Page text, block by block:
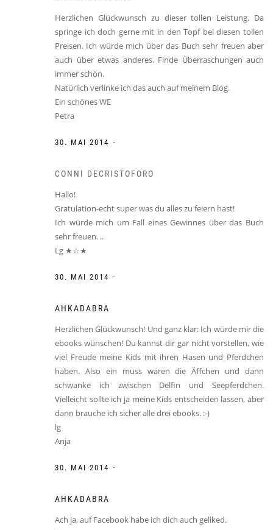
Herzlichen Glückwunsch zu dieser tollen Leistung. Da
springe ich doch gerne mit in den Topf bei diesen tollen
Preisen. Ich würde mich über das Buch sehr freuen aber
auch über etwas anderes. Finde Überraschungen auch
immer schön.
Natürlich verlinke ich das auch auf meinem Blog.
Ein schönes WE
Petra
30. MAI 2014 -
CONNI DECRISTOFORO
Hallo!
Gratulation-echt super was du alles zu feiern hast!
Ich würde mich um Fall eines Gewinnes über das Buch
sehr freuen. ..
Lg ★☆★
30. MAI 2014 -
AHKADABRA
Herzlichen Glückwunsch! Und ganz klar: Ich würde mir die
ebooks wünschen! Du kannst dir gar nicht vorstellen, wie
viel Freude meine Kids mit ihren Hasen und Pferdchen
haben. Also ein muss wären die Äffchen und dann
schwanke ich zwischen Delfin und Seepferdchen.
Vielleicht sollte ich ja meine Kids entscheiden lassen, aber
dann brauche ich sicher alle drei ebooks. :-)
lg
Anja
30. MAI 2014 -
AHKADABRA
Ach ja, auf Facebook habe ich dich auch geliked.